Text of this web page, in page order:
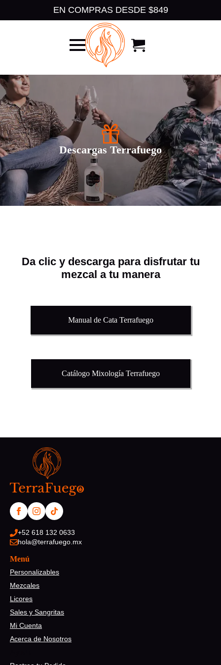
EN COMPRAS DESDE $849
Descargas Terrafuego
Da clic y descarga para disfrutar tu
mezcal a tu manera
Manual de Cata Terrafuego
Catálogo Mixología Terrafuego
+52 618 132 0633
hola@terrafuego.mx
Menú
Personalizables
Mezcales
Licores
Sales y Sangritas
Mi Cuenta
Acerca de Nosotros